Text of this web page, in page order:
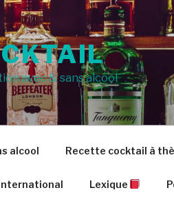
avec & sans alcool
alcool Recette cocktail à
Lexique